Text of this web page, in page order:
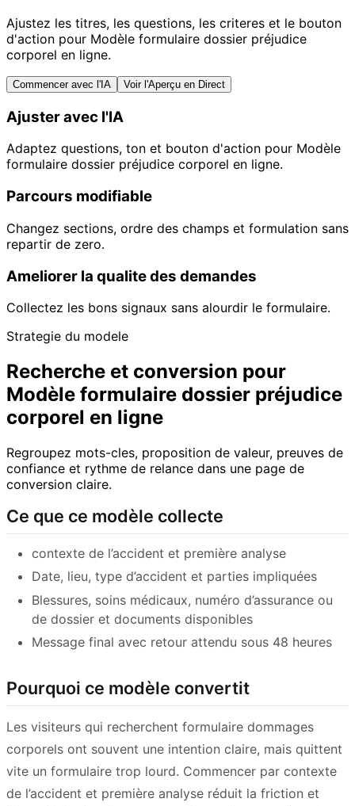
Ajustez les titres, les questions, les criteres et le bouton
d'action pour Modèle formulaire dossier préjudice
corporel en ligne.
Commencer avec l'IA Voir l'Aperçu en Direct
Ajuster avec l'IA
Adaptez questions, ton et bouton d'action pour Modèle
formulaire dossier préjudice corporel en ligne.
Parcours modifiable
Changez sections, ordre des champs et formulation sans
repartir de zero.
Ameliorer la qualite des demandes
Collectez les bons signaux sans alourdir le formulaire.
Strategie du modele
Recherche et conversion pour
Modèle formulaire dossier préjudice
corporel en ligne
Regroupez mots-cles, proposition de valeur, preuves de
confiance et rythme de relance dans une page de
conversion claire.
Ce que ce modèle collecte
contexte de l’accident et première analyse
Date, lieu, type d’accident et parties impliquées
Blessures, soins médicaux, numéro d’assurance ou
de dossier et documents disponibles
Message final avec retour attendu sous 48 heures
Pourquoi ce modèle convertit
Les visiteurs qui recherchent formulaire dommages
corporels ont souvent une intention claire, mais quittent
vite un formulaire trop lourd. Commencer par contexte
de l’accident et première analyse réduit la friction et